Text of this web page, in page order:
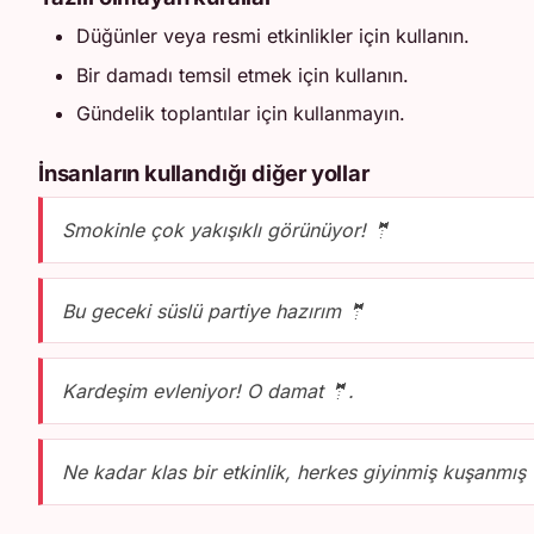
Düğünler veya resmi etkinlikler için kullanın.
Bir damadı temsil etmek için kullanın.
Gündelik toplantılar için kullanmayın.
İnsanların kullandığı diğer yollar
Smokinle çok yakışıklı görünüyor! 🤵
Bu geceki süslü partiye hazırım 🤵
Kardeşim evleniyor! O damat 🤵.
Ne kadar klas bir etkinlik, herkes giyinmiş kuşanmış